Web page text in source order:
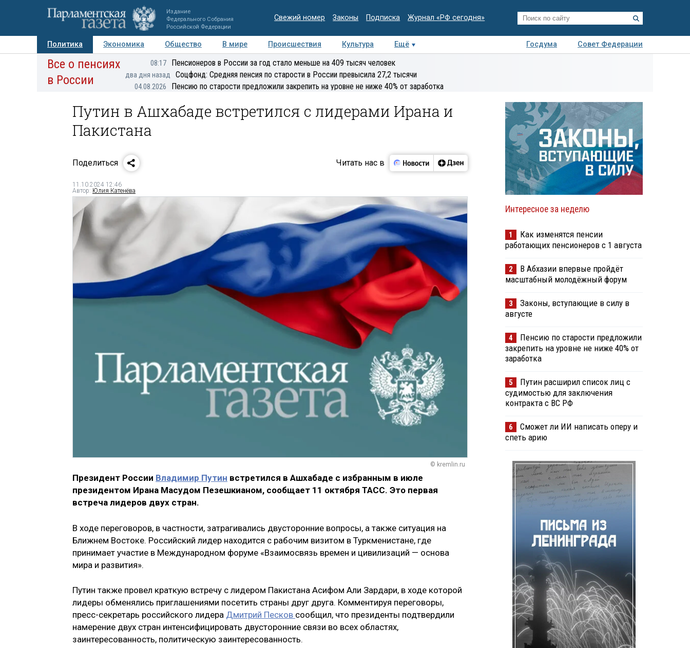
Издание
Федерального Собрания
Российской Федерации
Свежий номер Законы Подписка Журнал «РФ сегодня»
Политика Экономика Общество В мире Происшествия Культура Ещё Госдума
Совет Федерации
Авторы Персоны Мнения Регионы Медиацентр Интервью Колумнисты
Все о пенсиях
в России
08:17 Пенсионеров в России за год стало меньше на 409 тысяч человек
два дня назад Соцфонд: Средняя пенсия по старости в России превысила 27,2 тысячи
04.08.2026 Пенсию по старости предложили закрепить на уровне не ниже 40% от заработка
Путин в Ашхабаде встретился с лидерами Ирана и
Пакистана
Поделиться Читать нас в
11.10.2024 12:46
Автор: Юлия Катенёва
© kremlin.ru
Президент России Владимир Путин встретился в Ашхабаде с избранным в июле
президентом Ирана Масудом Пезешкианом, сообщает 11 октября ТАСС. Это первая
встреча лидеров двух стран.
В ходе переговоров, в частности, затрагивались двусторонние вопросы, а также ситуация на
Ближнем Востоке. Российский лидер находится с рабочим визитом в Туркменистане, где
принимает участие в Международном форуме «Взаимосвязь времен и цивилизаций — основа
мира и развития».
Путин также провел краткую встречу с лидером Пакистана Асифом Али Зардари, в ходе которой
лидеры обменялись приглашениями посетить страны друг друга. Комментируя переговоры,
пресс-секретарь российского лидера Дмитрий Песков сообщил, что президенты подтвердили
намерение двух стран интенсифицировать двусторонние связи во всех областях,
заинтересованность, политическую заинтересованность.
Интересное за неделю
1
Как изменятся пенсии
работающих пенсионеров с 1 августа
2
В Абхазии впервые пройдёт
масштабный молодёжный форум
3
Законы, вступающие в силу в
августе
4
Пенсию по старости предложили
закрепить на уровне не ниже 40% от
заработка
5
Путин расширил список лиц с
судимостью для заключения
контракта с ВС РФ
6
Сможет ли ИИ написать оперу и
спеть арию